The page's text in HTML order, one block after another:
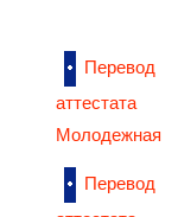
Перевод
аттестата
Молодежная
Перевод